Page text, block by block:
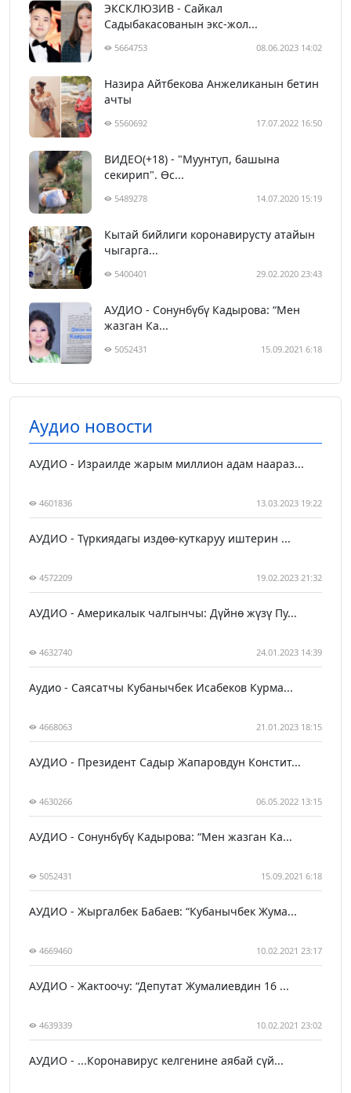
ЭКСКЛЮЗИВ - Сайкал
Садыбакасованын экс-жол...
5664753 08.06.2023 14:02
Назира Айтбекова Анжеликанын бетин
ачты
5560692 17.07.2022 16:50
ВИДЕО(+18) - "Муунтуп, башына
секирип". Өс...
5489278 14.07.2020 15:19
Кытай бийлиги коронавирусту атайын
чыгарга...
5400401 29.02.2020 23:43
АУДИО - Сонунбүбү Кадырова: “Мен
жазган Ка...
5052431 15.09.2021 6:18
Аудио новости
АУДИО - Израилде жарым миллион адам наараз...
4601836 13.03.2023 19:22
АУДИО - Түркиядагы издөө-куткаруу иштерин ...
4572209 19.02.2023 21:32
АУДИО - Америкалык чалгынчы: Дүйнө жүзү Пу...
4632740 24.01.2023 14:39
Аудио - Саясатчы Кубанычбек Исабеков Курма...
4668063 21.01.2023 18:15
АУДИО - Президент Садыр Жапаровдун Констит...
4630266 06.05.2022 13:15
АУДИО - Сонунбүбү Кадырова: “Мен жазган Ка...
5052431 15.09.2021 6:18
АУДИО - Жыргалбек Бабаев: “Кубанычбек Жума...
4669460 10.02.2021 23:17
АУДИО - Жактоочу: “Депутат Жумалиевдин 16 ...
4639339 10.02.2021 23:02
АУДИО - ...Коронавирус келгенине аябай сүй...